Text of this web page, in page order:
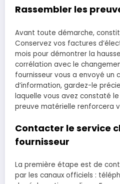
Rassembler les
Avant toute démarche,
Conservez vos factures
mois pour démontrer la
corrélation avec le
fournisseur vous a envoyé un
d’information, gardez-le
laquelle vous avez constaté
preuve matérielle renforcera
Contacter le service
fournisseur
La première étape est de
par les canaux officiels :